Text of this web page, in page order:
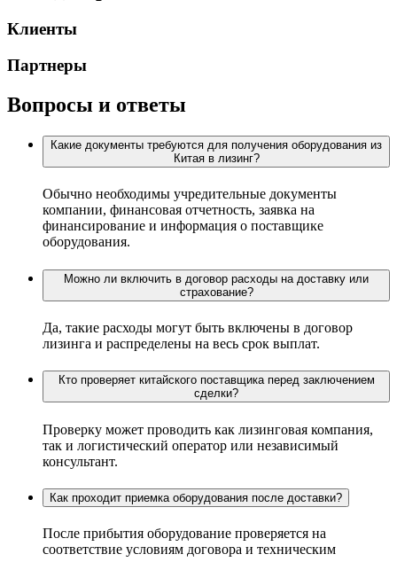
Клиенты
Партнеры
Вопросы и ответы
Какие документы требуются для получения оборудования из
Китая в лизинг?
Обычно необходимы учредительные документы
компании, финансовая отчетность, заявка на
финансирование и информация о поставщике
оборудования.
Можно ли включить в договор расходы на доставку или
страхование?
Да, такие расходы могут быть включены в договор
лизинга и распределены на весь срок выплат.
Кто проверяет китайского поставщика перед заключением
сделки?
Проверку может проводить как лизинговая компания,
так и логистический оператор или независимый
консультант.
Как проходит приемка оборудования после доставки?
После прибытия оборудование проверяется на
соответствие условиям договора и техническим